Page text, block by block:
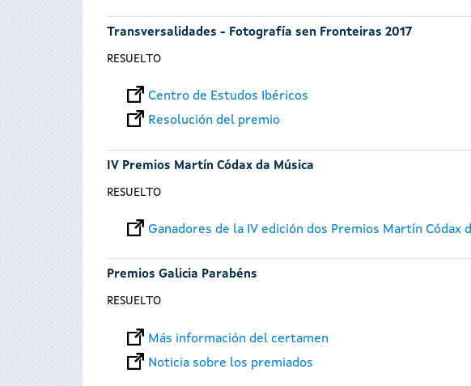
Transversalidades - Fotografía sen Fronteiras 2017
RESUELTO
Centro de Estudos Ibéricos
Resolución del premio
IV Premios Martín Códax da Música
RESUELTO
Ganadores de la IV edición dos Premios Martín Códax
Premios Galicia Parabéns
RESUELTO
Más información del certamen
Noticia sobre los premiados